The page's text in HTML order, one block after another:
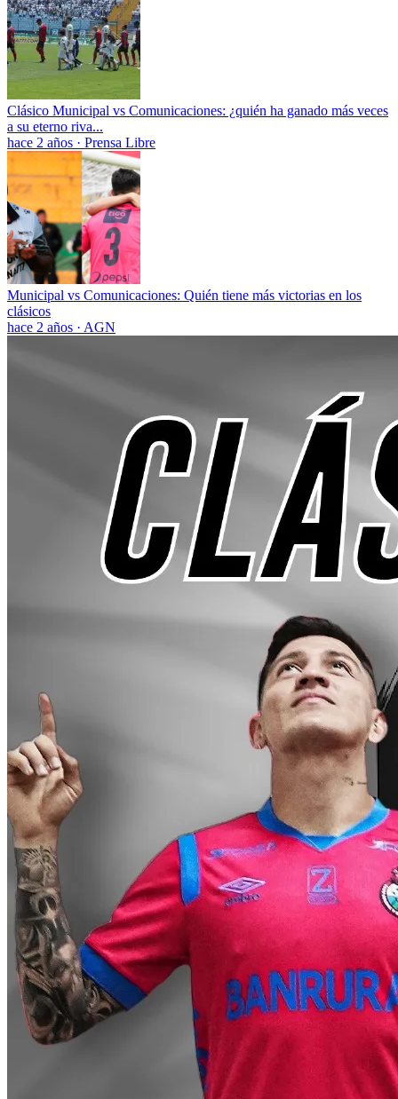
Clásico Municipal vs Comunicaciones: ¿quién ha ganado más veces
a su eterno riva...
hace 2 años · Prensa Libre
Municipal vs Comunicaciones: Quién tiene más victorias en los
clásicos
hace 2 años · AGN